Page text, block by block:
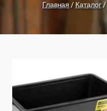
Главная/ Каталог/